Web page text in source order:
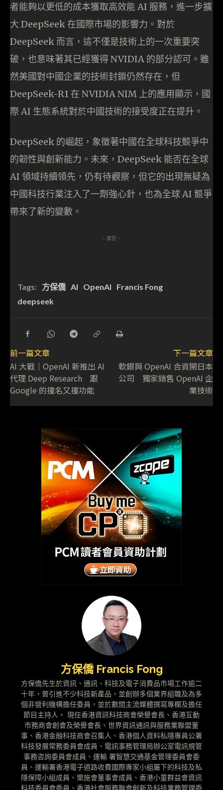
者能夠以更低的成本獲取高效能 AI 服務，進一步擴
大 DeepSeek 在國際市場的影響力。對於
DeepSeek 而言，這不僅是技術上的一次重要突
破，也意味著其已經獲得 NVIDIA 的部分認可。雖
然美國對中國企業的技術封鎖仍然存在，但
DeepSeek-R1 在 NVIDIA NIM 上的應用顯示，國
際 AI 生態系統對於中國技術的接受度正在提升。
DeepSeek 的崛起，象徵著中國在全球科技競爭中
的韌性與創新能力。未來，DeepSeek 能否在全球
AI 領域持續領先，仍有待觀察，但它的出現無疑為
中國科技行業注入了一劑強心針，也為全球 AI 競爭
帶來了新的變數。
- 廣告 -
Tags: 方保僑 AI OpenAI
Francis Fong
deepseek
前一篇文章
AI 大戰│OpenAI 新推出 AI
代理 Deep Research 跟
Google 的撞名又撞功能
下一篇文章
軟銀與 OpenAI 合資開日本
公司 獨家銷售 OpenAI 企
業技術
方保僑 Francis Fong
方保僑先生於資訊、通訊、科技及電子消費品市場工作逾二
十年，曾引進不少科技新產品，並創辦多個業界組職及為多
個非營利機構擔任委員，並於數間主流媒體撰寫專欄及擔任
節目主持人。 現任香港資訊科技商會榮譽會長、香港互動
市務商會創會及榮譽會長、世界資訊通訊與服務業聯盟董
事、香港金融科技商會召集人、香港個人資料私隱專員公署
科技發展常務委員會成員、電訊事務管理局辦公室電訊規管
事務咨詢委員會成員、運輸 署智慧交通基金管理委員會委
員、運輸署香港電子道路收費國際專家小組屬下的科技及私
隱保障小組成員、樂施會董事會成員、香港小童群益會資訊
科技委員會委員、香港社會服務聯會創新及科技業務管理委